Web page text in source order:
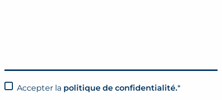
Accepter la politique de confidentialité.*